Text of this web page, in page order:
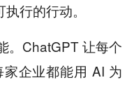
行的行动。
。ChatGPT 让每个
企业都能用 AI 为